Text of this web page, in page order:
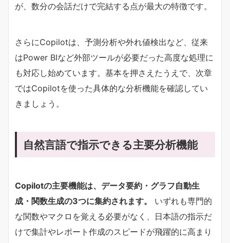
が、数分の会話だけで完結する点が最大の特徴です。
さらにCopilotは、予測分析や外れ値検出など、従来
はPower BIなど外部ツールが必要だった高度な処理に
も対応し始めています。基本を押さえたうえで、次章
ではCopilotを使った具体的な分析機能を確認してい
きましょう。
自然言語で指示できる主要分析機能
Copilotの主要機能は、データ要約・グラフ自動生
成・関数生成の3つに集約されます。​
いずれも専門的
な関数やマクロを覚える必要がなく、日本語の指示だ
けで集計やレポート作成のスピードが飛躍的に高まり